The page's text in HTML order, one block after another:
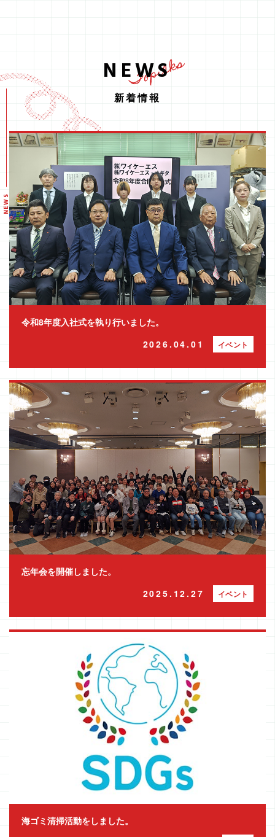
NEWS
NEWS
Topicks
新着情報
令和8年度入社式を執り行いました。
2026.04.01
イベント
忘年会を開催しました。
2025.12.27
イベント
海ゴミ清掃活動をしました。